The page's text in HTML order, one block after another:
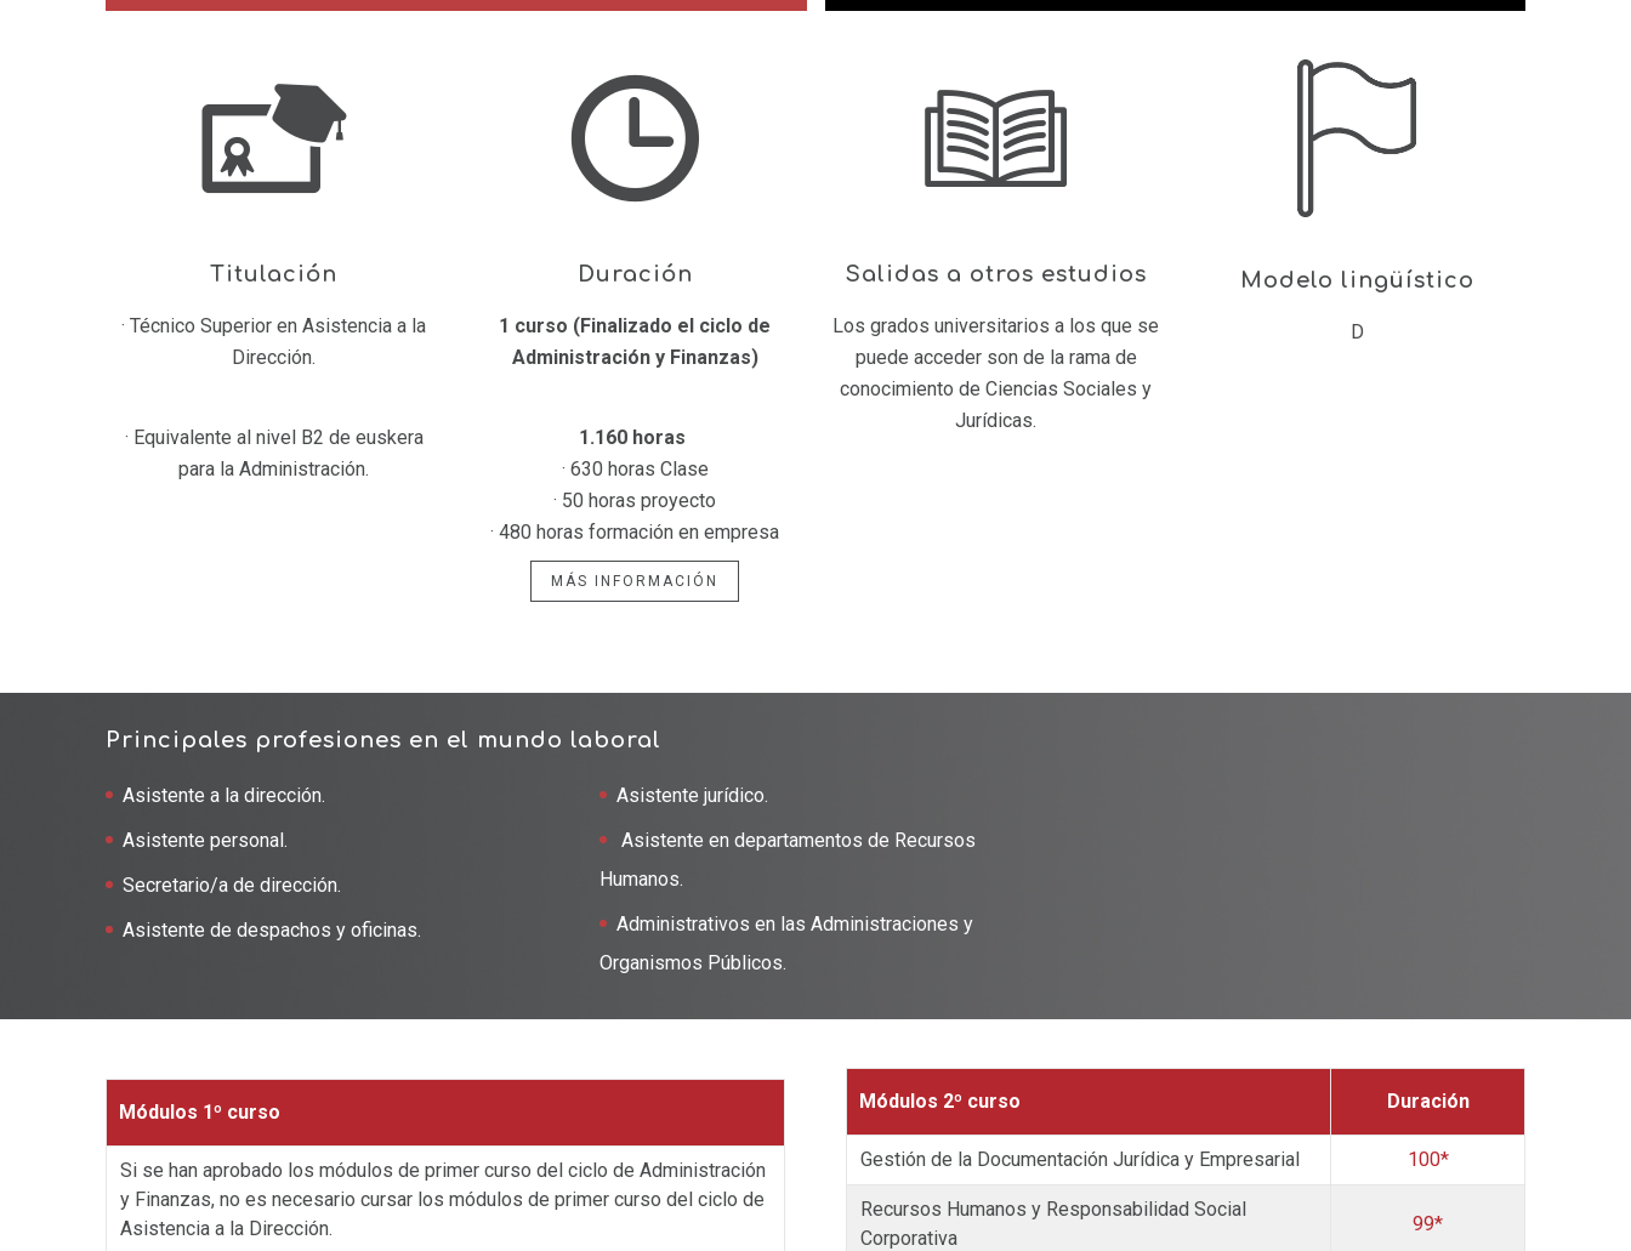
Titulación
· Técnico Superior en Asistencia a la
Dirección.
· Equivalente al nivel B2 de euskera
para la Administración.
Duración
1 curso (Finalizado el ciclo de
Administración y Finanzas)
1.160 horas
· 630 horas Clase
· 50 horas proyecto
· 480 horas formación en empresa
MÁS INFORMACIÓN
Salidas a otros estudios
Los grados universitarios a los que se
puede acceder son de la rama de
conocimiento de Ciencias Sociales y
Jurídicas.
Modelo lingüístico
D
Principales profesiones en el mundo laboral
Asistente a la dirección.
Asistente personal.
Secretario/a de dirección.
Asistente de despachos y oficinas.
Asistente jurídico.
Asistente en departamentos de Recursos
Humanos.
Administrativos en las Administraciones y
Organismos Públicos.
Módulos 1º curso
Si se han aprobado los módulos de primer curso del ciclo de Administración
y Finanzas, no es necesario cursar los módulos de primer curso del ciclo de
Asistencia a la Dirección.
Módulos 2º curso Duración
Gestión de la Documentación Jurídica y Empresarial 100*
Recursos Humanos y Responsabilidad Social
Corporativa
99*